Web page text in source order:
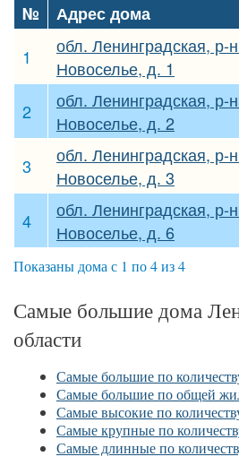
№
Адрес дома
1
обл. Ленинградская, р-
Новоселье, д. 1
2
обл. Ленинградская, р-
Новоселье, д. 2
3
обл. Ленинградская, р-
Новоселье, д. 3
4
обл. Ленинградская, р-
Новоселье, д. 6
Показаны дома с 1 по 4 из 4
Самые большие дома
области
Самые большие по
Самые большие по общей
Самые высокие по
Самые крупные по
Самые длинные по